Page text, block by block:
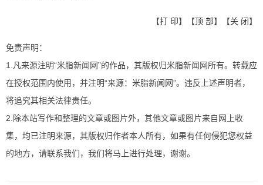
【打 印】【顶 部】【关 闭】
免责声明：
1.凡来源注明“米脂新闻网”的作品，其版权归米脂新闻网所有。转载应
在授权范围内使用，并注明“来源：米脂新闻网”。违反上述声明者，
将追究其相关法律责任。
2.除本站写作和整理的文章或图片外，其他文章或图片来自网上收
集，均已注明来源，其版权归作者本人所有，如果有任何侵犯您权益
的地方，请联系我们，我们将马上进行处理，谢谢。